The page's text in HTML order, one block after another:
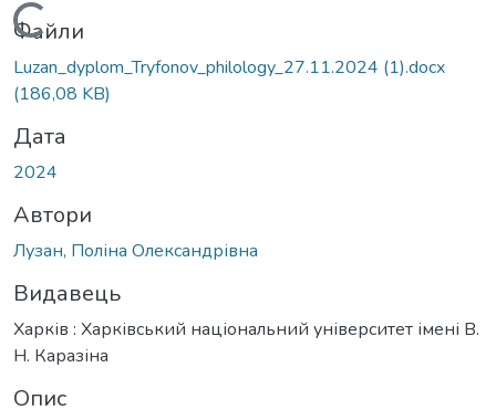
Вантажиться...
Файли
Luzan_dyplom_Tryfonov_philology_27.11.2024 (1).docx
(186,08 KB)
Дата
2024
Автори
Лузан, Поліна Олександрівна
Видавець
Харків : Харківський національний університет імені В.
Н. Каразіна
Опис